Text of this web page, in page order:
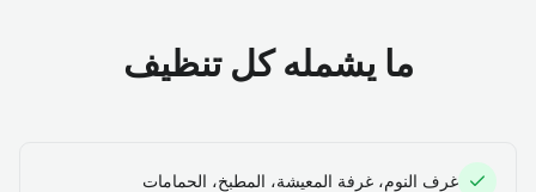
ما يشمله كل تنظيف
غرف النوم، غرفة المعيشة، المطبخ، الحمامات